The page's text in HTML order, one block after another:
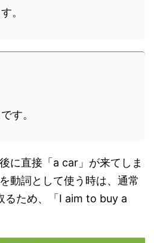
。
す。
に直接「a car」が来てしま
動詞として使う時は、通常
るため、「I aim to buy a